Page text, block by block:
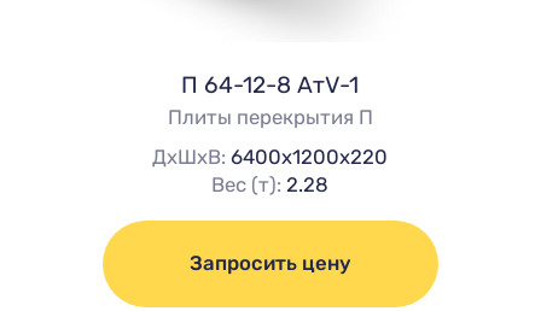
П 64-12-8 AтV-1
Плиты перекрытия П
ДхШхВ:6400х1200х220
Вес (т):2.28
Запросить цену